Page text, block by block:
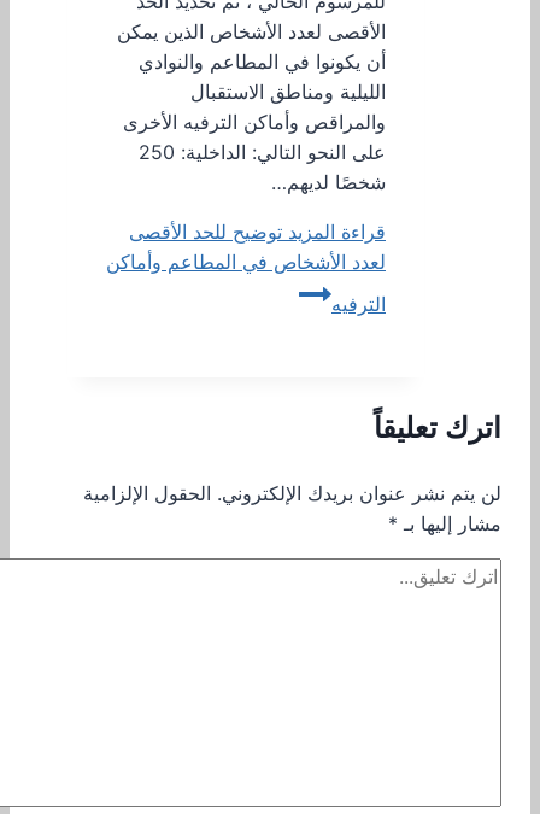
الأقصى لعدد الأشخاص الذين يمكن
أن يكونوا في المطاعم والنوادي
الليلية ومناطق الاستقبال
والمراقص وأماكن الترفيه الأخرى
على النحو التالي: الداخلية: 250
شخصًا لديهم…
قراءة المزيد توضيح للحد الأقصى
لعدد الأشخاص في المطاعم وأماكن
الترفيه
اترك تعليقاً
لن يتم نشر عنوان بريدك الإلكتروني. الحقول الإلزامية
مشار إليها بـ *